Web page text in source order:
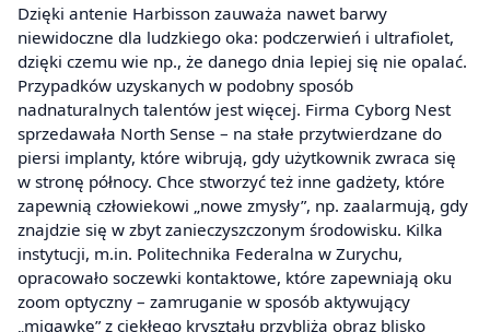
Dzięki antenie Harbisson zauważa nawet barwy
niewidoczne dla ludzkiego oka: podczerwień i ultrafiolet,
dzięki czemu wie np., że danego dnia lepiej się nie opalać.
Przypadków uzyskanych w podobny sposób
nadnaturalnych talentów jest więcej. Firma Cyborg Nest
sprzedawała North Sense – na stałe przytwierdzane do
piersi implanty, które wibrują, gdy użytkownik zwraca się
w stronę północy. Chce stworzyć też inne gadżety, które
zapewnią człowiekowi „nowe zmysły”, np. zaalarmują, gdy
znajdzie się w zbyt zanieczyszczonym środowisku. Kilka
instytucji, m.in. Politechnika Federalna w Zurychu,
opracowało soczewki kontaktowe, które zapewniają oku
zoom optyczny – zamruganie w sposób aktywujący
„migawkę” z ciekłego kryształu przybliża obraz blisko